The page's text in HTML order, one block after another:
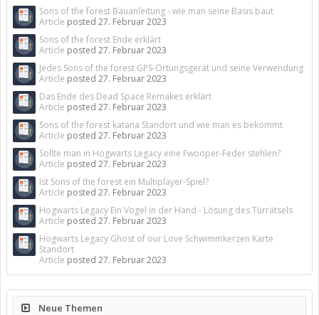
Sons of the forest Bauanleitung - wie man seine Basis baut
Article posted 27. Februar 2023
Sons of the forest Ende erklärt
Article posted 27. Februar 2023
Jedes Sons of the forest GPS-Ortungsgerät und seine Verwendung
Article posted 27. Februar 2023
Das Ende des Dead Space Remakes erklärt
Article posted 27. Februar 2023
Sons of the forest katana Standort und wie man es bekommt
Article posted 27. Februar 2023
Sollte man in Hogwarts Legacy eine Fwooper-Feder stehlen?
Article posted 27. Februar 2023
Ist Sons of the forest ein Multiplayer-Spiel?
Article posted 27. Februar 2023
Hogwarts Legacy Ein Vogel in der Hand - Lösung des Türrätsels
Article posted 27. Februar 2023
Hogwarts Legacy Ghost of our Love Schwimmkerzen Karte
Standort
Article posted 27. Februar 2023
Neue Themen